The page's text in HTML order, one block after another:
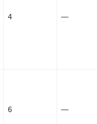
4 —
6 —